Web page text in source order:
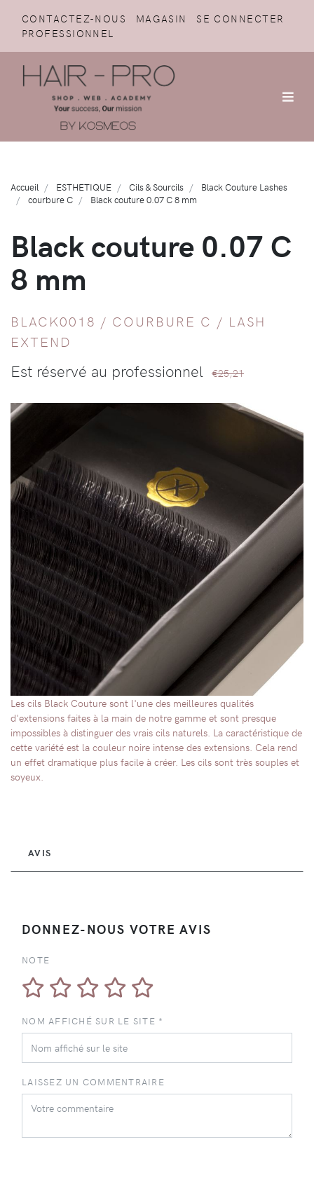
CONTACTEZ-NOUS MAGASIN
SE CONNECTER
PROFESSIONNEL
Accueil ESTHETIQUE Cils & Sourcils
Black Couture Lashes
courbure C
Black couture 0.07 C 8 mm
Black couture 0.07 C
8 mm
BLACK0018 / COURBURE C / LASH
EXTEND
Est réservé au professionnel €25,21
Les cils Black Couture sont l'une des meilleures qualités
d'extensions faites à la main de notre gamme et sont presque
impossibles à distinguer des vrais cils naturels. La caractéristique de
cette variété est la couleur noire intense des extensions. Cela rend
un effet dramatique plus facile à créer. Les cils sont très souples et
soyeux.
AVIS
DONNEZ-NOUS VOTRE AVIS
NOTE
NOM AFFICHÉ SUR LE SITE *
LAISSEZ UN COMMENTRAIRE